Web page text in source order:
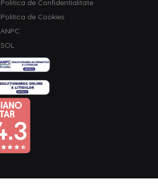
Politica de Confidentialitate
Politica de Cookies
ANPC
SOL